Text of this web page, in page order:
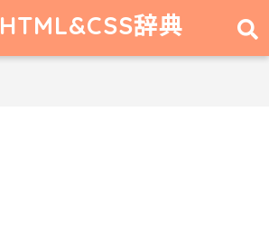
HTML&CSS辞典